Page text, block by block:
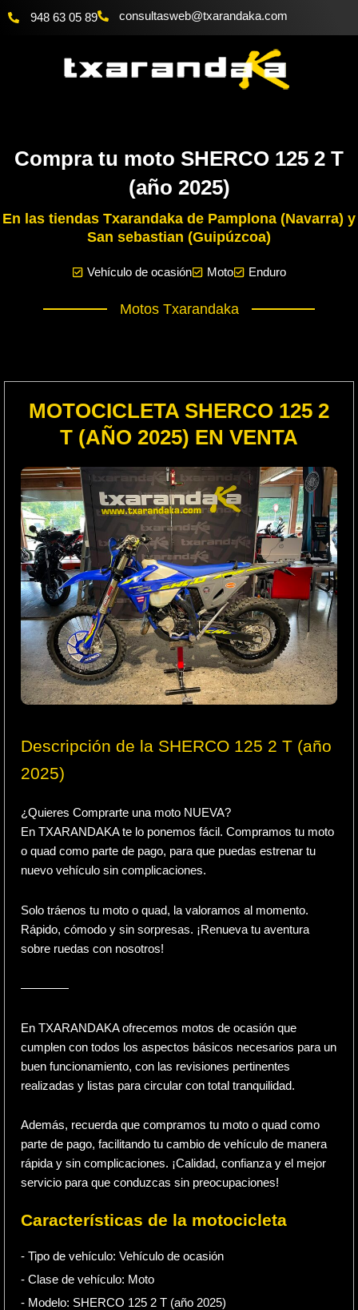
948 63 05 89 consultasweb@txarandaka.com
Compra tu moto SHERCO 125 2 T
(año 2025)
En las tiendas Txarandaka de Pamplona (Navarra) y
San sebastian (Guipúzcoa)
Vehículo de ocasión Moto Enduro
Motos Txarandaka
MOTOCICLETA SHERCO 125 2
T (AÑO 2025) EN VENTA
Descripción de la SHERCO 125 2 T (año
2025)
¿Quieres Comprarte una moto NUEVA?
En TXARANDAKA te lo ponemos fácil. Compramos tu moto
o quad como parte de pago, para que puedas estrenar tu
nuevo vehículo sin complicaciones.
Solo tráenos tu moto o quad, la valoramos al momento.
Rápido, cómodo y sin sorpresas. ¡Renueva tu aventura
sobre ruedas con nosotros!
————
En TXARANDAKA ofrecemos motos de ocasión que
cumplen con todos los aspectos básicos necesarios para un
buen funcionamiento, con las revisiones pertinentes
realizadas y listas para circular con total tranquilidad.
Además, recuerda que compramos tu moto o quad como
parte de pago, facilitando tu cambio de vehículo de manera
rápida y sin complicaciones. ¡Calidad, confianza y el mejor
servicio para que conduzcas sin preocupaciones!
Características de la motocicleta
- Tipo de vehículo: Vehículo de ocasión
- Clase de vehículo: Moto
- Modelo: SHERCO 125 2 T (año 2025)